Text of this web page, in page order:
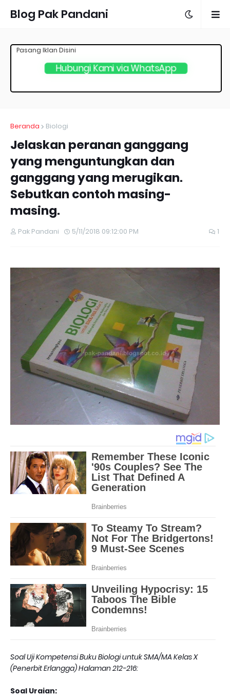
Blog Pak Pandani
Hubungi Kami via WhatsApp
Pasang Iklan Disini
Beranda Biologi
Jelaskan peranan ganggang
yang menguntungkan dan
ganggang yang merugikan.
Sebutkan contoh masing-
masing.
Pak Pandani 5/11/2018 09:12:00 PM 1
Soal Uji Kompetensi Buku Biologi untuk SMA/MA Kelas X
(Penerbit Erlangga) Halaman 212-216:
Soal Uraian: